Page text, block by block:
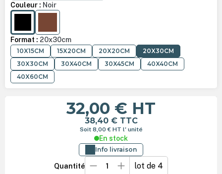
Couleur : Noir
Format : 20x30cm
10X15CM 15X20CM 20X20CM
20X30CM
30X30CM
30X40CM 30X45CM
40X40CM
40X60CM
32,00 € HT
38,40 € TTC
Soit 8,00 € HT l' unité
En stock
Info livraison
Quantité lot de 4